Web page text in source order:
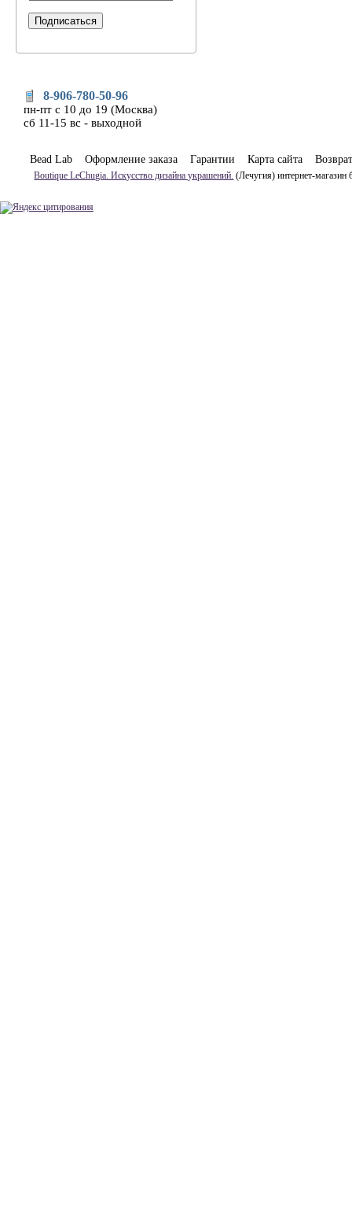
8-906-780-50-96
пн-пт с 10 до 19 (Москва)
сб 11-15 вс - выходной
Bead Lab Оформление заказа Гарантии Карта сайта Возврат
Boutique LeChugia. Искусство дизайна украшений. (Лечугия) интернет-